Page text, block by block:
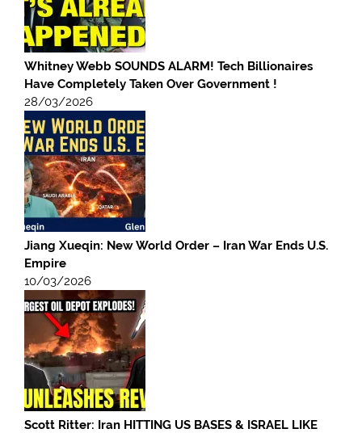
Whitney Webb SOUNDS ALARM! Tech Billionaires
Have Completely Taken Over Government !
28/03/2026
Jiang Xueqin: New World Order – Iran War Ends U.S.
Empire
10/03/2026
Scott Ritter: Iran HITTING US BASES & ISRAEL LIKE